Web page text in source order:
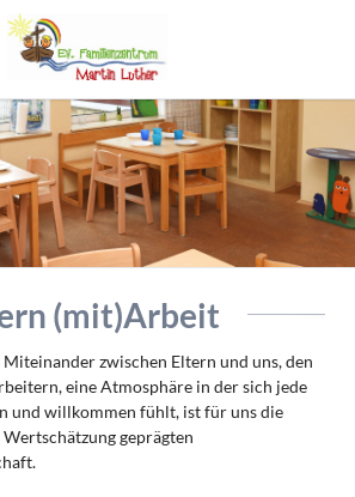
(mit)Arbeit
zwischen Eltern und uns, den
eine Atmosphäre in der sich jede
und willkommen fühlt, ist für uns die
geprägten